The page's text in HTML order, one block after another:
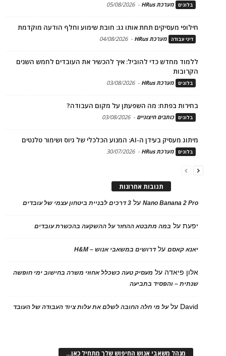
בלוגים מערכת HRus -
05/08/2026
חילופי מעסיקים תחת אותו גג: חובת שימוע וחלף הודעה מוקדמת
דיני עבודה מערכת HRus -
04/08/2026
ללמוד מחדש כדי להוביל: איך להכשיר את העובדים לחמש השנים
הקרובות
בלוגים מערכת HRus -
03/08/2026
בחירות בפתח: מה השפעתן על מקום העבודה?
בלוגים כותבים חיצוניים -
03/08/2026
מיתוג מעסיק בעידן ה-AI: המנוע הכלכלי של גיוס ושימור טלנטים
בלוגים מערכת HRus -
30/07/2026
תגובות אחרונות
Nano Banana 2 Proעל 3 דרכים לבניית ביטחון עצמי של עובדים
יפעתעל במה מתבטא ההחזר על ההשקעה בהכשרת עובדים
יאנא קאסםעלדרושים במשאבי אנוש – H&M
אלון פיאדה על מעסיק טעה כשכלל אחוזי משרה בחישוב ימי חופשה
שנתית – והפסיד בתביעה
David עלעל מי חלה החובה לשלם את עלות ציוד העבודה של העובד
מנהל משאבי אנוש החיפוש שלך מתחיל כאן…